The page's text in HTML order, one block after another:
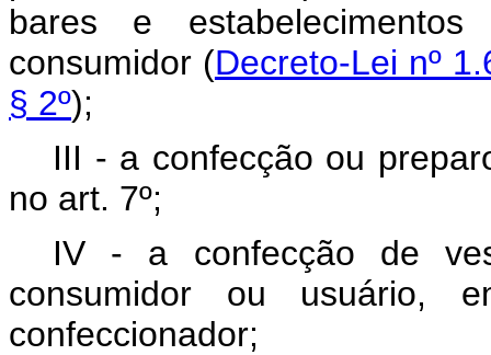
bares e
consumidor (Decreto-Lei nº
§ 2º);
III - a confecção ou
no art. 7º;
IV - a confecção de
consumidor ou usuário,
confeccionador;